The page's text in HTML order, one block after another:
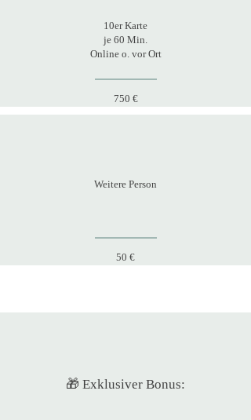
10er Karte
je 60 Min.
Online o. vor Ort
750 €
Weitere Person
50 €
🎁 Exklusiver Bonus: